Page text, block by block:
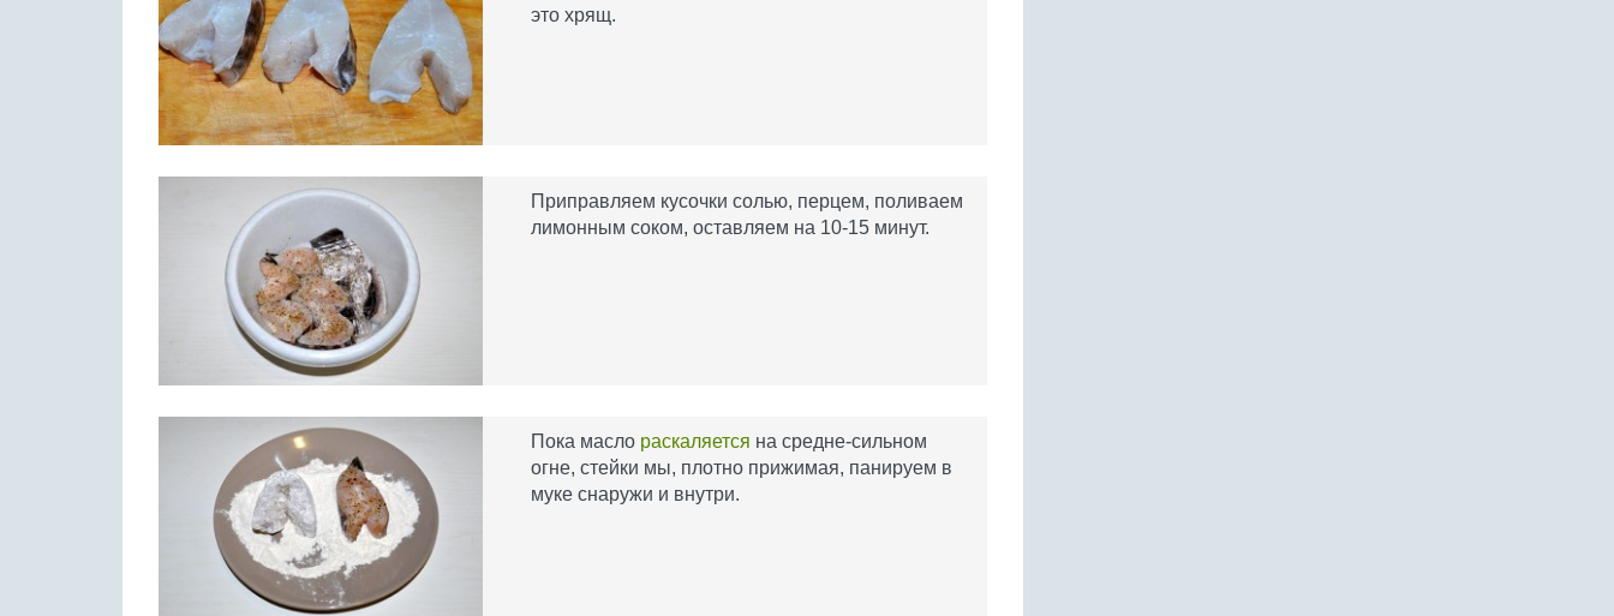
это хрящ.
Приправляем кусочки солью, перцем, поливаем
лимонным соком, оставляем на 10-15 минут.
Пока масло раскаляется на средне-сильном
огне, стейки мы, плотно прижимая, панируем в
муке снаружи и внутри.